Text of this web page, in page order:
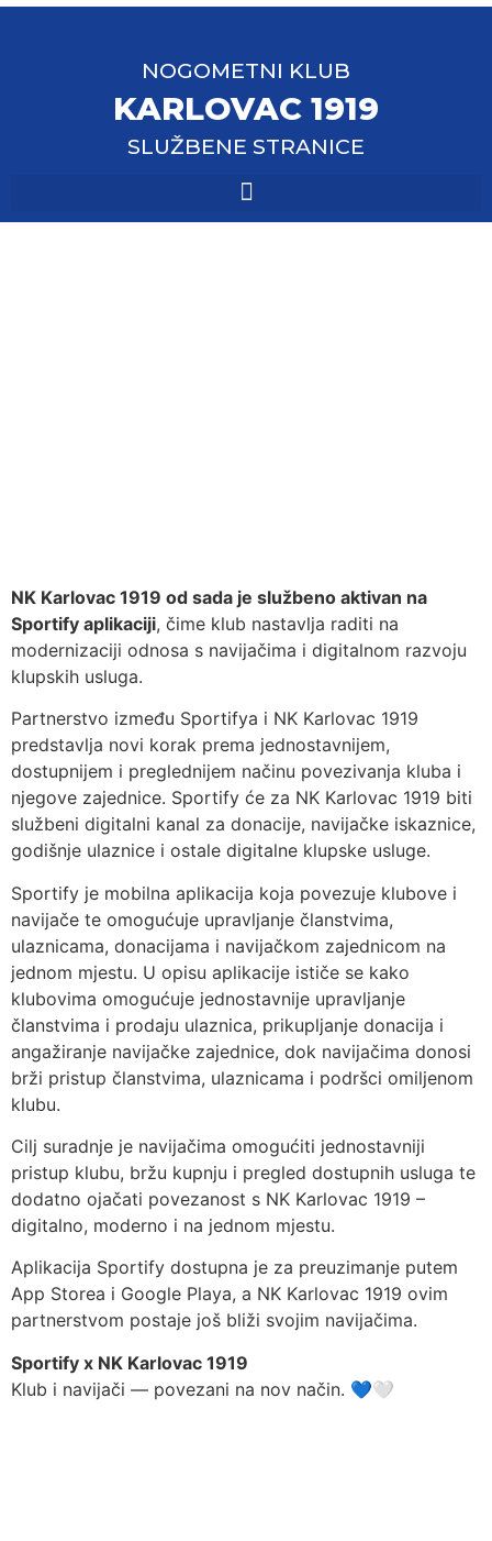
NOGOMETNI KLUB
KARLOVAC 1919
SLUŽBENE STRANICE
NK Karlovac 1919 od sada je službeno aktivan na
Sportify aplikaciji, čime klub nastavlja raditi na
modernizaciji odnosa s navijačima i digitalnom razvoju
klupskih usluga.
Partnerstvo između Sportifya i NK Karlovac 1919
predstavlja novi korak prema jednostavnijem,
dostupnijem i preglednijem načinu povezivanja kluba i
njegove zajednice. Sportify će za NK Karlovac 1919 biti
službeni digitalni kanal za donacije, navijačke iskaznice,
godišnje ulaznice i ostale digitalne klupske usluge.
Sportify je mobilna aplikacija koja povezuje klubove i
navijače te omogućuje upravljanje članstvima,
ulaznicama, donacijama i navijačkom zajednicom na
jednom mjestu. U opisu aplikacije ističe se kako
klubovima omogućuje jednostavnije upravljanje
članstvima i prodaju ulaznica, prikupljanje donacija i
angažiranje navijačke zajednice, dok navijačima donosi
brži pristup članstvima, ulaznicama i podršci omiljenom
klubu.
Cilj suradnje je navijačima omogućiti jednostavniji
pristup klubu, bržu kupnju i pregled dostupnih usluga te
dodatno ojačati povezanost s NK Karlovac 1919 –
digitalno, moderno i na jednom mjestu.
Aplikacija Sportify dostupna je za preuzimanje putem
App Storea i Google Playa, a NK Karlovac 1919 ovim
partnerstvom postaje još bliži svojim navijačima.
Sportify x NK Karlovac 1919
Klub i navijači — povezani na nov način. 💙🤍